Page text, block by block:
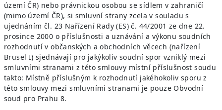
území ČR) nebo právnickou osobou se sídlem v zahraničí
(mimo území ČR), si smluvní strany zcela v souladu s
ujednáním čl. 23 Nařízení Rady (ES) č. 44/2001 ze dne 22.
prosince 2000 o příslušnosti a uznávání a výkonu soudních
rozhodnutí v občanských a obchodních věcech (nařízení
Brusel I) sjednávají pro jakýkoliv soudní spor vzniklý mezi
smluvními stranami z této smlouvy místní příslušnost soudu
takto: Místně příslušným k rozhodnutí jakéhokoliv sporu z
této smlouvy mezi smluvními stranami je pouze Obvodní
soud pro Prahu 8.